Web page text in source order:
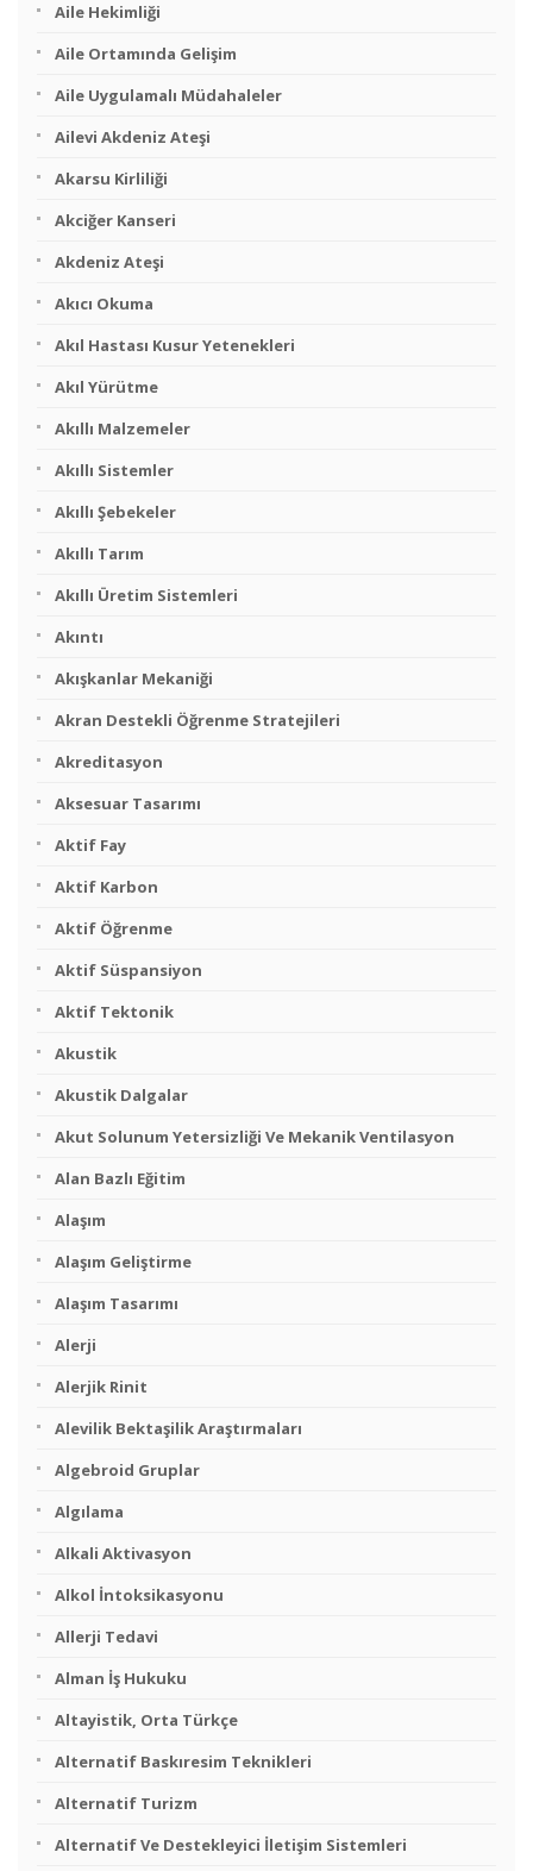
Aile Hekimliği
Aile Ortamında Gelişim
Aile Uygulamalı Müdahaleler
Ailevi Akdeniz Ateşi
Akarsu Kirliliği
Akciğer Kanseri
Akdeniz Ateşi
Akıcı Okuma
Akıl Hastası Kusur Yetenekleri
Akıl Yürütme
Akıllı Malzemeler
Akıllı Sistemler
Akıllı Şebekeler
Akıllı Tarım
Akıllı Üretim Sistemleri
Akıntı
Akışkanlar Mekaniği
Akran Destekli Öğrenme Stratejileri
Akreditasyon
Aksesuar Tasarımı
Aktif Fay
Aktif Karbon
Aktif Öğrenme
Aktif Süspansiyon
Aktif Tektonik
Akustik
Akustik Dalgalar
Akut Solunum Yetersizliği Ve Mekanik Ventilasyon
Alan Bazlı Eğitim
Alaşım
Alaşım Geliştirme
Alaşım Tasarımı
Alerji
Alerjik Rinit
Alevilik Bektaşilik Araştırmaları
Algebroid Gruplar
Algılama
Alkali Aktivasyon
Alkol İntoksikasyonu
Allerji Tedavi
Alman İş Hukuku
Altayistik, Orta Türkçe
Alternatif Baskıresim Teknikleri
Alternatif Turizm
Alternatif Ve Destekleyici İletişim Sistemleri